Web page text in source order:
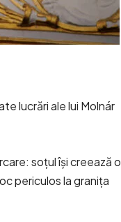
lucrări ale lui Molnár
soțul își creează o
periculos la granița